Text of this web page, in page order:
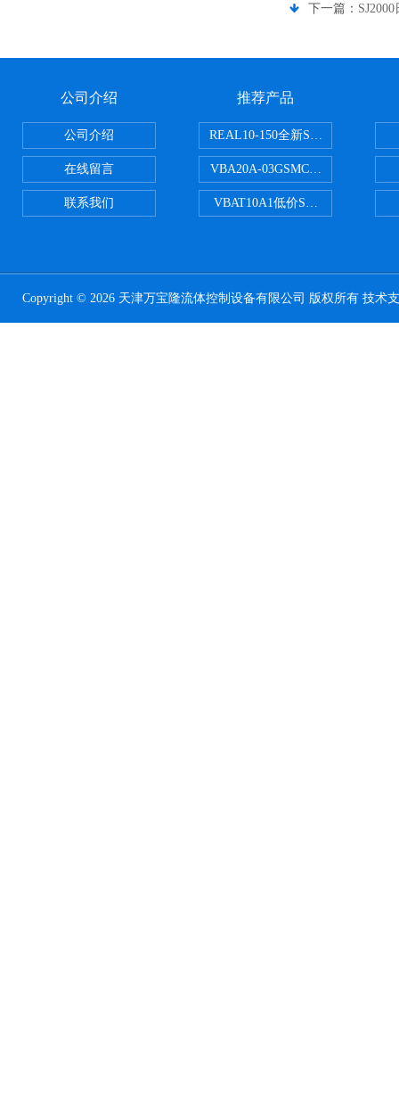
下一篇：
公司介绍
公司介绍
在线留言
联系我们
推荐产品
REAL10-150全新SMC正弦无杆缸
VBA20A-03GSMC增压阀VBA-
VBAT10A1低价SMC储气罐VBAT
Copyright © 2026 天津万宝隆流体控制设备有限公司 版权所有 技术